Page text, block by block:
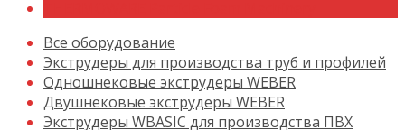
Все оборудование
Экструдеры для производства труб и профилей
Одношнековые экструдеры WEBER
Двушнековые экструдеры WEBER
Экструдеры WBASIC для производства ПВХ